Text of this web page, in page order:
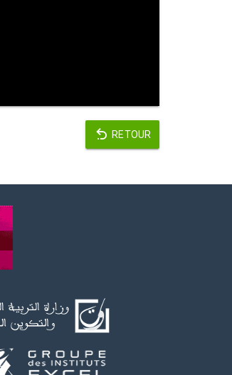
RETOUR